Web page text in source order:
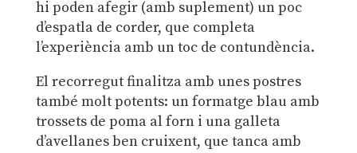
hi poden afegir (amb suplement) un poc
d’espatla de corder, que completa
l’experiència amb un toc de contundència.
El recorregut finalitza amb unes postres
també molt potents: un formatge blau amb
trossets de poma al forn i una galleta
d’avellanes ben cruixent, que tanca amb